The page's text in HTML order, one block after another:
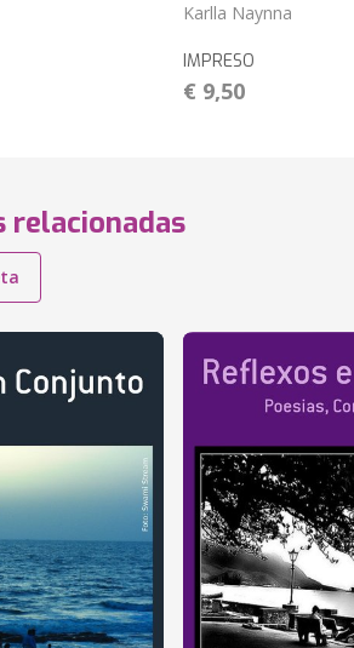
Karlla Naynna
IMPRESO
€ 9,50
relacionadas